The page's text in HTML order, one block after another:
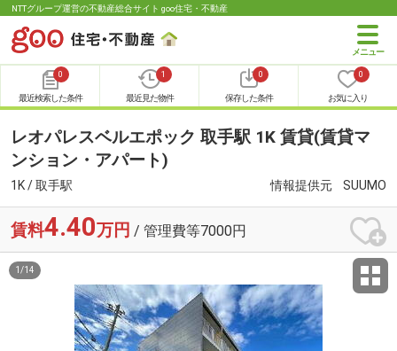
NTTグループ運営の不動産総合サイト goo住宅・不動産
0
最近検索した条件
1
最近見た物件
0
保存した条件
0
お気に入り
レオパレスベルエポック 取手駅 1K 賃貸(賃貸マ
ンション・アパート)
1K / 取手駅 情報提供元 SUUMO
賃料4.40万円 / 管理費等7000円
1 /14